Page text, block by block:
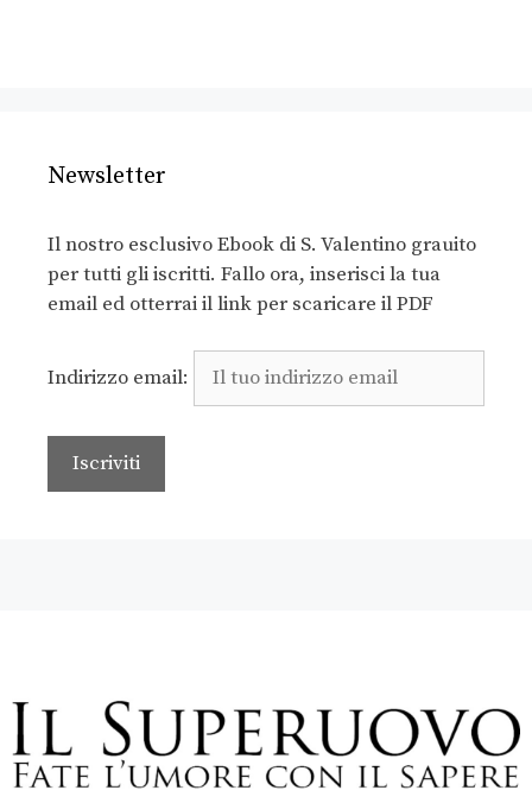
Newsletter
Il nostro esclusivo Ebook di S. Valentino grauito
per tutti gli iscritti. Fallo ora, inserisci la tua
email ed otterrai il link per scaricare il PDF
Indirizzo email: